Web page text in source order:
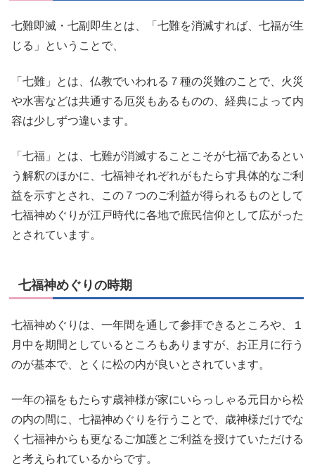
七難即滅・七副即生とは、「七難を消滅すれば、七福が生
じる」ということで、
「七難」とは、仏教でいわれる７種の災難のことで、火災
や水害などは共通する厄災もあるものの、経典によって内
容は少しずつ違います。
「七福」とは、七難が消滅することこそが七福であるとい
う解釈のほかに、七福神それぞれがもたらす具体的なご利
益を示すとされ、この７つのご利益が得られるものとして
七福神めぐりが江戸時代に各地で庶民信仰として広がった
とされています。
七福神めぐりの時期
七福神めぐりは、一年間を通して参拝できるところや、１
月中を期間としているところもありますが、お正月に行う
のが基本で、とくに松の内が良いとされています。
一年の福をもたらす歳神様が家にいらっしゃる元日から松
の内の間に、七福神めぐりを行うことで、歳神様だけでな
く七福神からも更なるご加護とご利益を授けていただける
と考えられているからです。